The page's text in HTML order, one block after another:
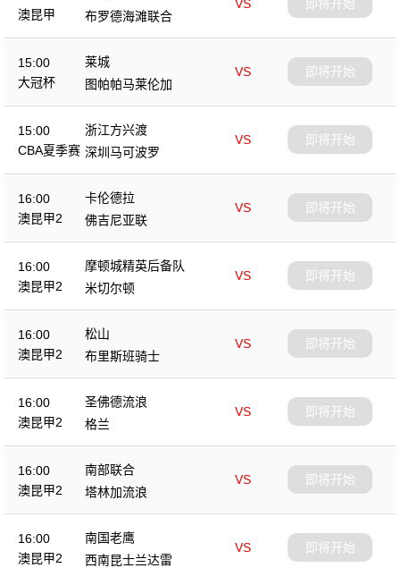
澳昆甲
VS
布罗德海滩联合
即将开始
15:00
大冠杯
莱城
VS
图帕帕马莱伦加
即将开始
15:00
CBA夏季赛
浙江方兴渡
VS
深圳马可波罗
即将开始
16:00
澳昆甲2
卡伦德拉
VS
佛吉尼亚联
即将开始
16:00
澳昆甲2
摩顿城精英后备队
VS
米切尔顿
即将开始
16:00
澳昆甲2
松山
VS
布里斯班骑士
即将开始
16:00
澳昆甲2
圣佛德流浪
VS
格兰
即将开始
16:00
澳昆甲2
南部联合
VS
塔林加流浪
即将开始
16:00
澳昆甲2
南国老鹰
VS
西南昆士兰达雷
即将开始